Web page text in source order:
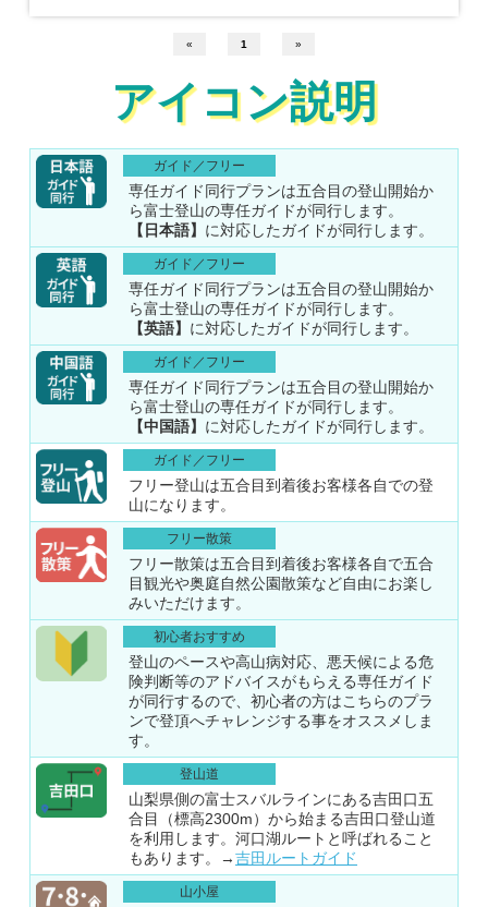
« 1 »
アイコン説明
ガイド／フリー
専任ガイド同行プランは五合目の登山開始か
ら富士登山の専任ガイドが同行します。
【日本語】 に対応したガイドが同行します。
ガイド／フリー
専任ガイド同行プランは五合目の登山開始か
ら富士登山の専任ガイドが同行します。
【英語】 に対応したガイドが同行します。
ガイド／フリー
専任ガイド同行プランは五合目の登山開始か
ら富士登山の専任ガイドが同行します。
【中国語】 に対応したガイドが同行します。
ガイド／フリー
フリー登山は五合目到着後お客様各自での登
山になります。
フリー散策
フリー散策は五合目到着後お客様各自で五合
目観光や奥庭自然公園散策など自由にお楽し
みいただけます。
初心者おすすめ
登山のペースや高山病対応、悪天候による危
険判断等のアドバイスがもらえる専任ガイド
が同行するので、初心者の方はこちらのプラ
ンで登頂へチャレンジする事をオススメしま
す。
登山道
山梨県側の富士スバルラインにある吉田口五
合目（標高2300m）から始まる吉田口登山道
を利用します。河口湖ルートと呼ばれること
もあります。→吉田ルートガイド
山小屋